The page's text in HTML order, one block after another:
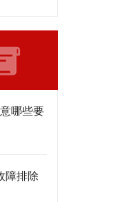
哪些要
障排除